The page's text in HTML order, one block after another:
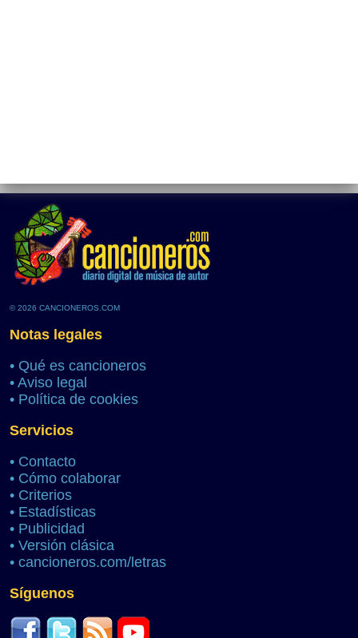
© 2026 CANCIONEROS.COM
Notas legales
• Qué es cancioneros
• Aviso legal
• Política de cookies
Servicios
• Contacto
• Cómo colaborar
• Criterios
• Estadísticas
• Publicidad
• Versión clásica
• cancioneros.com/letras
Síguenos